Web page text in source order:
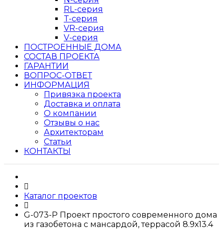
RL-серия
T-серия
VR-серия
V-серия
ПОСТРОЕННЫЕ ДОМА
СОСТАВ ПРОЕКТА
ГАРАНТИИ
ВОПРОС-ОТВЕТ
ИНФОРМАЦИЯ
Привязка проекта
Доставка и оплата
О компании
Отзывы о нас
Архитекторам
Статьи
КОНТАКТЫ
Каталог проектов
G-073-P Проект простого современного дома
из газобетона с мансардой, террасой 8.9х13.4